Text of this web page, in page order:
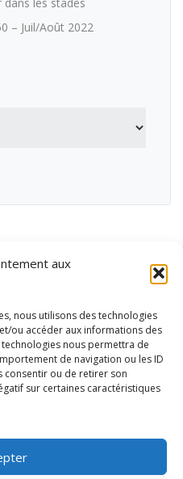
aux
nous utilisons des technologies
ou accéder aux informations des
nous permettra de
de navigation ou les ID
consentir ou de retirer son
sur certaines caractéristiques
– Juil/Août 2022